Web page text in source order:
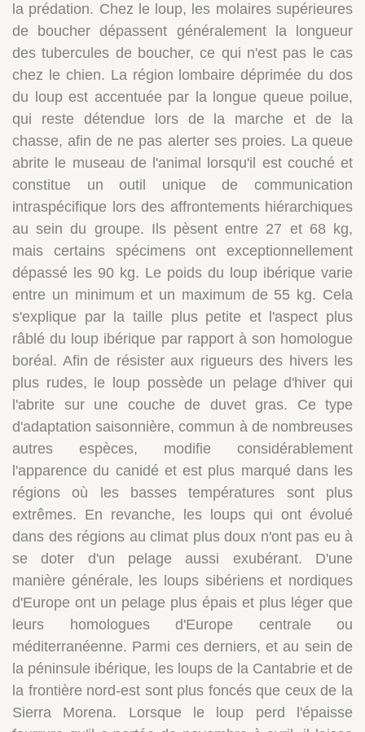
la prédation. Chez le loup, les molaires supérieures
de boucher dépassent généralement la longueur
des tubercules de boucher, ce qui n'est pas le cas
chez le chien. La région lombaire déprimée du dos
du loup est accentuée par la longue queue poilue,
qui reste détendue lors de la marche et de la
chasse, afin de ne pas alerter ses proies. La queue
abrite le museau de l'animal lorsqu'il est couché et
constitue un outil unique de communication
intraspécifique lors des affrontements hiérarchiques
au sein du groupe. Ils pèsent entre 27 et 68 kg,
mais certains spécimens ont exceptionnellement
dépassé les 90 kg. Le poids du loup ibérique varie
entre un minimum et un maximum de 55 kg. Cela
s'explique par la taille plus petite et l'aspect plus
râblé du loup ibérique par rapport à son homologue
boréal. Afin de résister aux rigueurs des hivers les
plus rudes, le loup possède un pelage d'hiver qui
l'abrite sur une couche de duvet gras. Ce type
d'adaptation saisonnière, commun à de nombreuses
autres espèces, modifie considérablement
l'apparence du canidé et est plus marqué dans les
régions où les basses températures sont plus
extrêmes. En revanche, les loups qui ont évolué
dans des régions au climat plus doux n'ont pas eu à
se doter d'un pelage aussi exubérant. D'une
manière générale, les loups sibériens et nordiques
d'Europe ont un pelage plus épais et plus léger que
leurs homologues d'Europe centrale ou
méditerranéenne. Parmi ces derniers, et au sein de
la péninsule ibérique, les loups de la Cantabrie et de
la frontière nord-est sont plus foncés que ceux de la
Sierra Morena. Lorsque le loup perd l'épaisse